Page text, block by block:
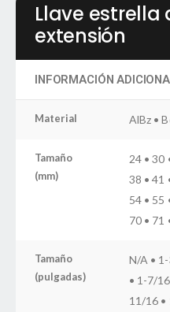
Llave
extensión
INFORMACIÓN
Material AlBz •
Tamaño
(mm)
24 • 30
38 • 41
54 • 55
70 • 71
Tamaño
(pulgadas)
N/A •
• 1-7/
11/16 •